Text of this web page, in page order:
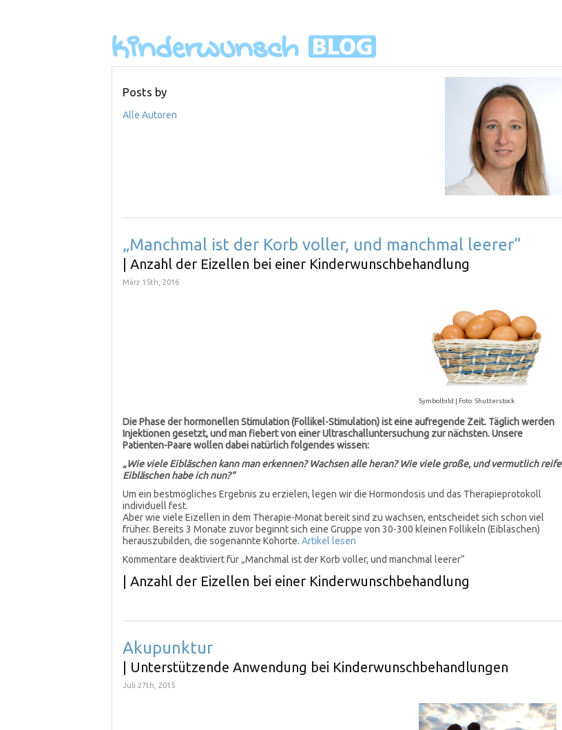
Posts by
Alle Autoren
„Manchmal ist der Korb voller, und manchmal leerer“
| Anzahl der Eizellen bei einer Kinderwunschbehandlung
März 15th, 2016
Symbolbild | Foto: Shutterstock
Die Phase der hormonellen Stimulation (Follikel-Stimulation) ist eine aufregende Zeit. Täglich werden
Injektionen gesetzt, und man fiebert von einer Ultraschalluntersuchung zur nächsten. Unsere
Patienten-Paare wollen dabei natürlich folgendes wissen:
„Wie viele Eibläschen kann man erkennen? Wachsen alle heran? Wie viele große, und vermutlich reife
Eibläschen habe ich nun?“
Um ein bestmögliches Ergebnis zu erzielen, legen wir die Hormondosis und das Therapieprotokoll
individuell fest.
Aber wie viele Eizellen in dem Therapie-Monat bereit sind zu wachsen, entscheidet sich schon viel
früher. Bereits 3 Monate zuvor beginnt sich eine Gruppe von 30-300 kleinen Follikeln (Eibläschen)
herauszubilden, die sogenannte Kohorte. Artikel lesen
Kommentare deaktiviertfür „Manchmal ist der Korb voller, und manchmal leerer“
| Anzahl der Eizellen bei einer Kinderwunschbehandlung
Akupunktur
| Unterstützende Anwendung bei Kinderwunschbehandlungen
Juli 27th, 2015